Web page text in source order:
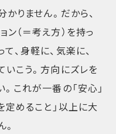
かりません。だから、
（＝考え方）を持っ
、身軽に、気楽に、
こう。方向にズレを
これが一番の「安心」
定めること」以上に大